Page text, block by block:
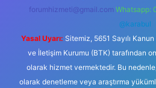
forumhizmeti@gmail.com Whatsapp:
@karabul
Yasal Uyarı: Sitemiz, 5651 Sayılı
ve İletişim Kurumu (BTK) tarafından
olarak hizmet vermektedir. Bu
olarak denetleme veya araştırma